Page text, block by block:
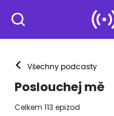
< Všechny podcasty
Poslouchej mě
Celkem 113 epizod